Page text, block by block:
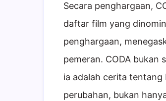
Secara penghargaan,
daftar film yang
penghargaan,
pemeran. CODA bukan
ia adalah cerita tentang
perubahan, bukan